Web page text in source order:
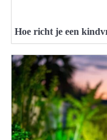
Hoe richt je een